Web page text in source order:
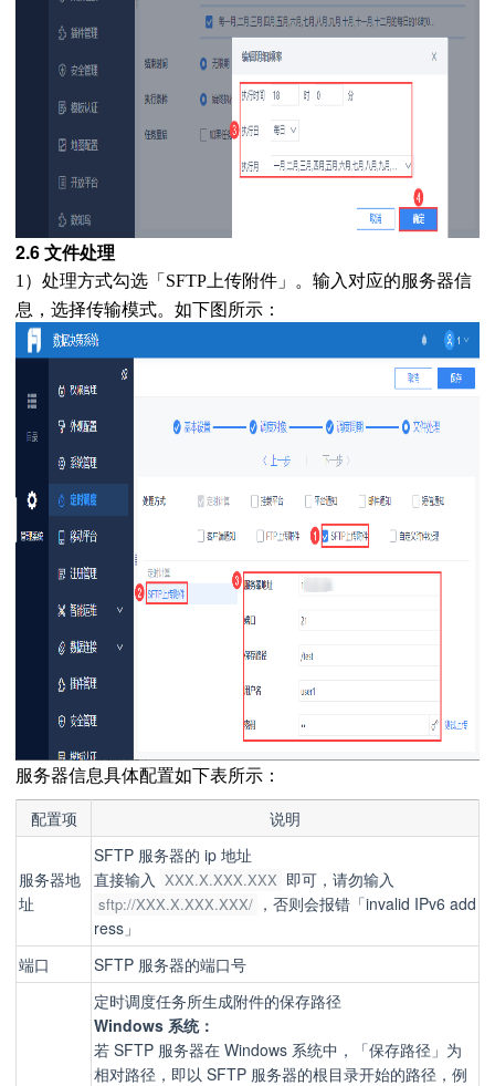
2.6 文件处理
1）处理方式勾选「SFTP上传附件」。 输入对应的服务器信
息，选择传输模式。如下图所示：
服务器信息具体配置如下表所示：
配置项 说明
服务器地
址
SFTP 服务器的 ip 地址
直接输入 XXX.X.XXX.XXX 即可，请勿输入
sftp://XXX.X.XXX.XXX/ ，否则会报错「invalid IPv6 add
ress」
端口
SFTP 服务器的端口号
定时调度任务所生成附件的保存路径
Windows 系统：
若 SFTP 服务器在 Windows 系统中，「保存路径」为
相对路径，即以 SFTP 服务器的根目录开始的路径，例